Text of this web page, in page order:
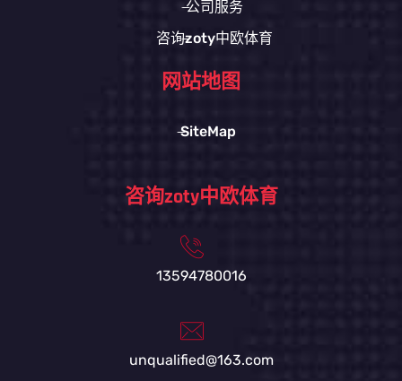
公司服务
咨询zoty中欧体育
网站地图
SiteMap
咨询zoty中欧体育
13594780016
unqualified@163.com